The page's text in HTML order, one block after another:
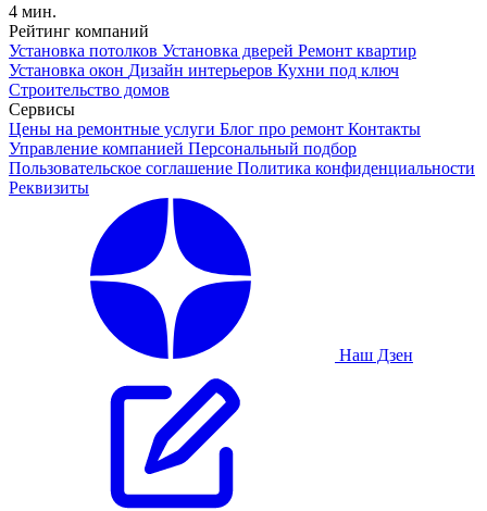
4 мин.
Рейтинг компаний
Установка потолков Установка дверей Ремонт квартир
Установка окон Дизайн интерьеров Кухни под ключ
Строительство домов
Сервисы
Цены на ремонтные услуги Блог про ремонт Контакты
Управление компанией Персональный подбор
Пользовательское соглашение Политика конфиденциальности
Реквизиты
Наш Дзен